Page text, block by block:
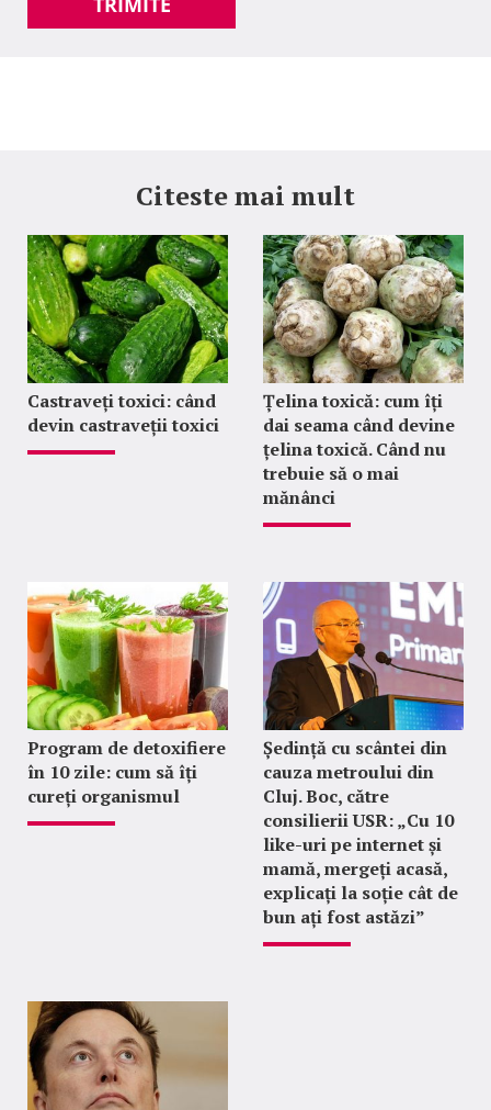
Citeste mai mult
Castraveți toxici: când
devin castraveții toxici
Țelina toxică: cum îți
dai seama când devine
țelina toxică. Când nu
trebuie să o mai
mănânci
Program de detoxifiere
în 10 zile: cum să îți
cureți organismul
Ședință cu scântei din
cauza metroului din
Cluj. Boc, către
consilierii USR: „Cu 10
like-uri pe internet și
mamă, mergeți acasă,
explicați la soție cât de
bun ați fost astăzi”